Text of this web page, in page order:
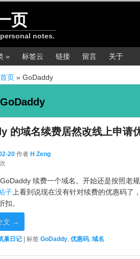
页
notes.
» 标签云 链接 留言 关于
首页 » GoDaddy
GoDaddy
的域名续费居然改线上申请
20 作者 H Zeng
续费一个域名。开始还是按照老
子上看到说现在没有针对续费的优惠码了
扣。
文 →
巢日记 标签 GoDaddy, 优惠码, 域名